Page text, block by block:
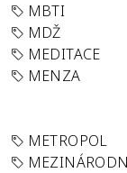
MBTI
MDŽ
MEDITACE
MENZA
METROPOL